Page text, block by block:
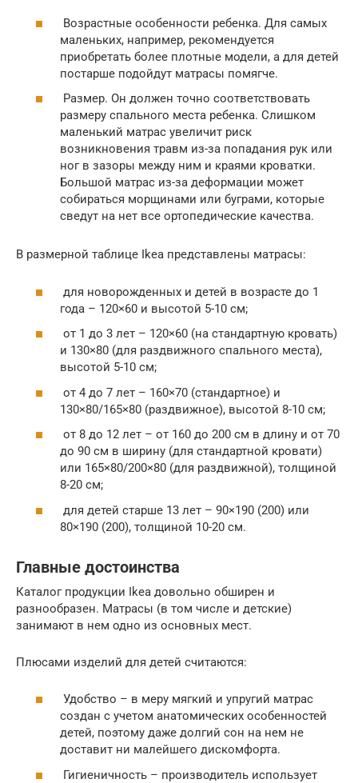
Возрастные особенности ребенка. Для самых
маленьких, например, рекомендуется
приобретать более плотные модели, а для детей
постарше подойдут матрасы помягче.
Размер. Он должен точно соответствовать
размеру спального места ребенка. Слишком
маленький матрас увеличит риск
возникновения травм из-за попадания рук или
ног в зазоры между ним и краями кроватки.
Большой матрас из-за деформации может
собираться морщинами или буграми, которые
сведут на нет все ортопедические качества.
В размерной таблице Ikea представлены матрасы:
для новорожденных и детей в возрасте до 1
года – 120×60 и высотой 5-10 см;
от 1 до 3 лет – 120×60 (на стандартную кровать)
и 130×80 (для раздвижного спального места),
высотой 5-10 см;
от 4 до 7 лет – 160×70 (стандартное) и
130×80/165×80 (раздвижное), высотой 8-10 см;
от 8 до 12 лет – от 160 до 200 см в длину и от 70
до 90 см в ширину (для стандартной кровати)
или 165×80/200×80 (для раздвижной), толщиной
8-20 см;
для детей старше 13 лет – 90×190 (200) или
80×190 (200), толщиной 10-20 см.
Главные достоинства
Каталог продукции Ikea довольно обширен и
разнообразен. Матрасы (в том числе и детские)
занимают в нем одно из основных мест.
Плюсами изделий для детей считаются:
Удобство – в меру мягкий и упругий матрас
создан с учетом анатомических особенностей
детей, поэтому даже долгий сон на нем не
доставит ни малейшего дискомфорта.
Гигиеничность – производитель использует